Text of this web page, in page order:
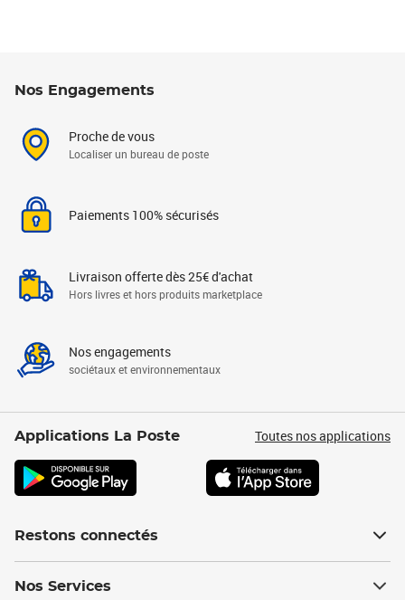
Nos Engagements
Proche de vous
Localiser un bureau de poste
Paiements 100% sécurisés
Livraison offerte dès 25€ d'achat
Hors livres et hors produits marketplace
Nos engagements
sociétaux et environnementaux
Applications La Poste Toutes nos applications
Restons connectés
Nos Services